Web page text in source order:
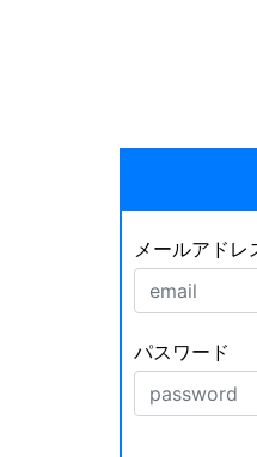
メールアドレ
パスワード